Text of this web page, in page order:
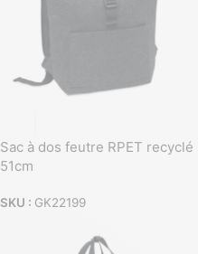
Sac à dos feutre RPET recyclé
51cm
SKU : GK22199